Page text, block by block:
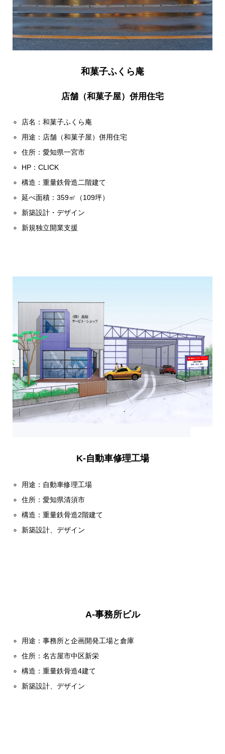
和菓子ふくら庵
店舗（和菓子屋）併用住宅
店名：和菓子ふくら庵
用途：店舗（和菓子屋）併用住宅
住所：愛知県一宮市
HP：CLICK
構造：重量鉄骨造二階建て
延べ面積：359㎡（109坪）
新築設計・デザイン
新規独立開業支援
K-自動車修理工場
用途：自動車修理工場
住所：愛知県清須市
構造：重量鉄骨造2階建て
新築設計、デザイン
A-事務所ビル
用途：事務所と企画開発工場と倉庫
住所：名古屋市中区新栄
構造：重量鉄骨造4建て
新築設計、デザイン